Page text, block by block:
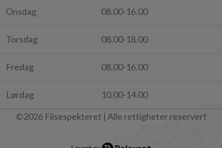
Onsdag 08.00-16.00
Torsdag 08.00-18.00
Fredag 08.00-16.00
Lørdag
10.00-14.00
©2026 Flisespekteret | Alle rettigheter reservert